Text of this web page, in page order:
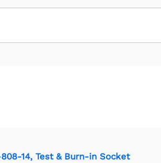
14, Test & Burn-in Socket